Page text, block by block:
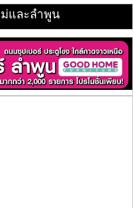
ม่และลำพูน